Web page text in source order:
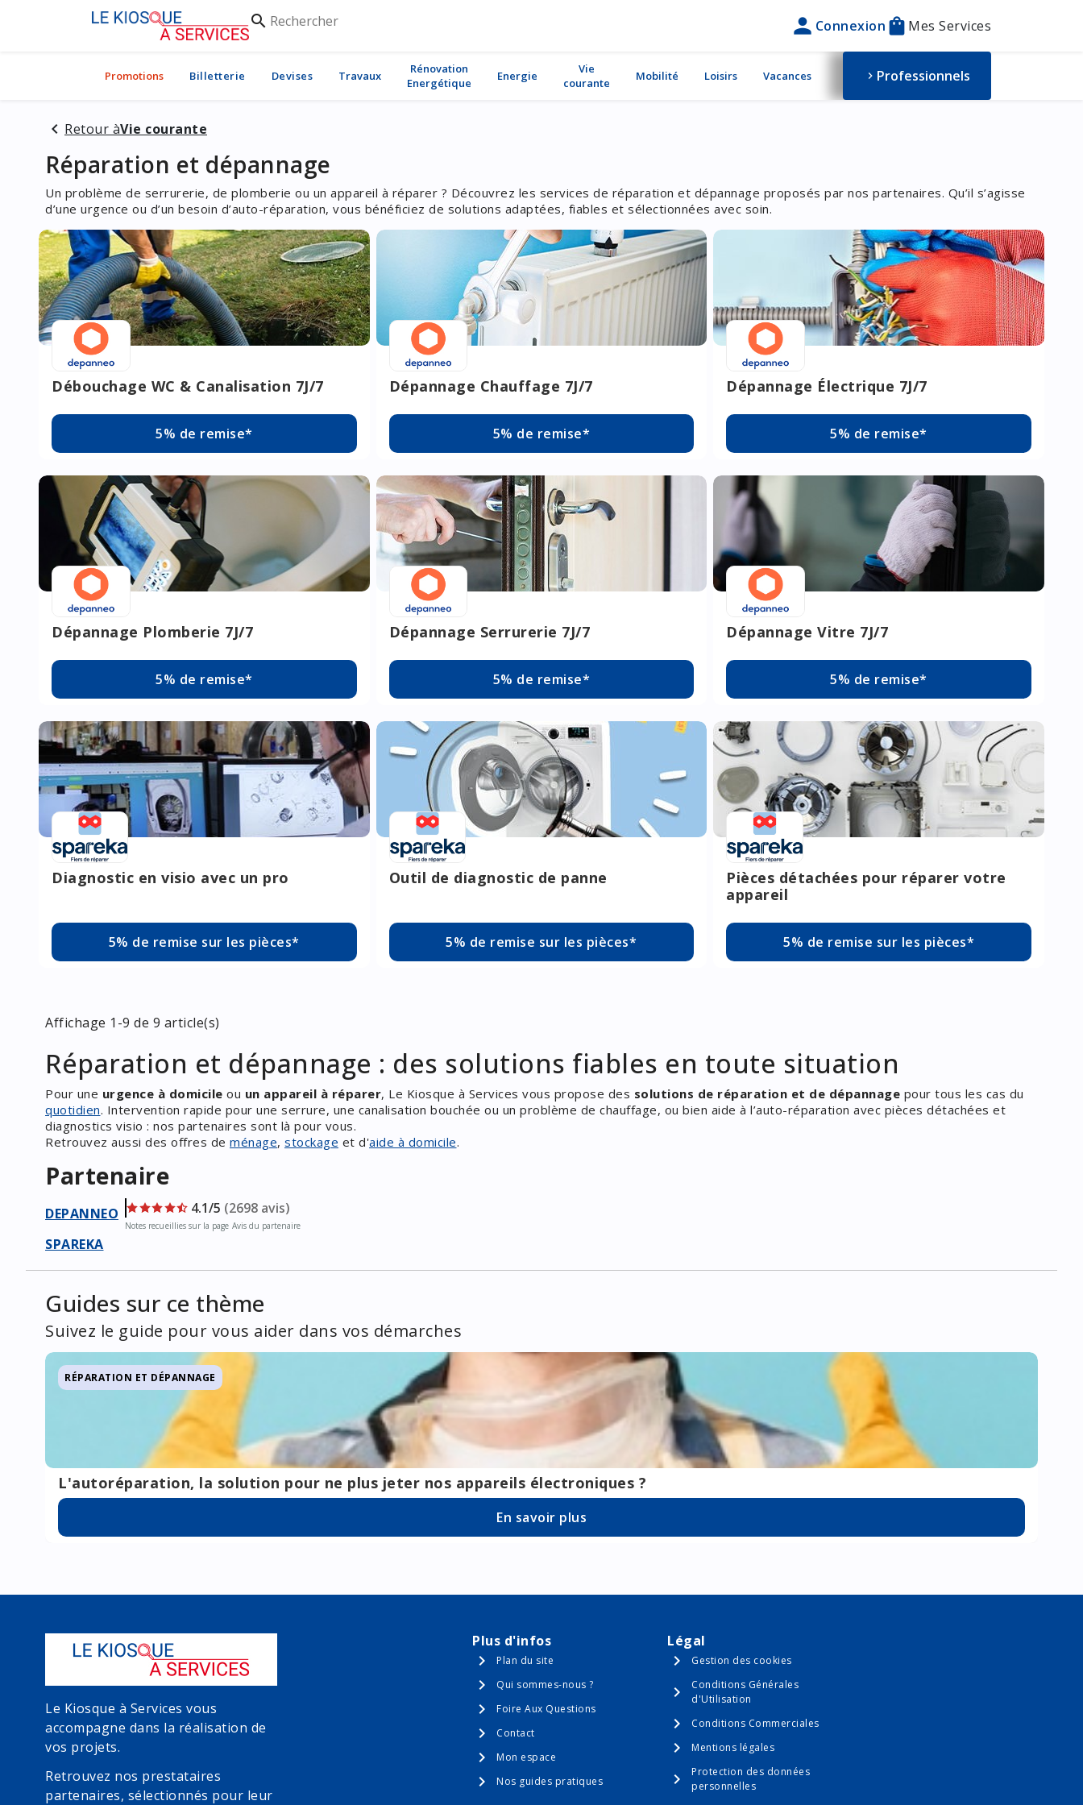
search
Rechercher person Connexion shopping_bag Mes Services
Promotions Billetterie Devises Travaux
Rénovation
Energétique
Energie
Vie
courante
Mobilité Loisirs Vacances chevron_right Professionnels
Retour àVie courante
Réparation et dépannage
Un problème de serrurerie, de plomberie ou un appareil à réparer ? Découvrez les services de réparation et dépannage proposés par nos partenaires. Qu’il s’agisse
d’une urgence ou d’un besoin d’auto-réparation, vous bénéficiez de solutions adaptées, fiables et sélectionnées avec soin.
Débouchage WC & Canalisation 7J/7
5% de remise*
Dépannage Chauffage 7J/7
5% de remise*
Dépannage Électrique 7J/7
5% de remise*
Dépannage Plomberie 7J/7
5% de remise*
Dépannage Serrurerie 7J/7
5% de remise*
Dépannage Vitre 7J/7
5% de remise*
Diagnostic en visio avec un pro
5% de remise sur les pièces*
Outil de diagnostic de panne
5% de remise sur les pièces*
Pièces détachées pour réparer votre
appareil
5% de remise sur les pièces*
Affichage 1-9 de 9 article(s)
Réparation et dépannage : des solutions fiables en toute situation
Pour une urgence à domicile ou un appareil à réparer, Le Kiosque à Services vous propose des solutions de réparation et de dépannage pour tous les cas du
quotidien. Intervention rapide pour une serrure, une canalisation bouchée ou un problème de chauffage, ou bien aide à l’auto-réparation avec pièces détachées et
diagnostics visio : nos partenaires sont là pour vous.
Retrouvez aussi des offres de ménage, stockage et d'aide à domicile.
Partenaire
DEPANNEO 4.1/5 (2698 avis)
Notes recueillies sur la page Avis du partenaire
SPAREKA
Guides sur ce thème
Suivez le guide pour vous aider dans vos démarches
RÉPARATION ET DÉPANNAGE
L'autoréparation, la solution pour ne plus jeter nos appareils électroniques ?
En savoir plus
Le Kiosque à Services vous
accompagne dans la réalisation de
vos projets.
Retrouvez nos prestataires
partenaires, sélectionnés pour leur
Plus d'infos
Plan du site
Qui sommes-nous ?
Foire Aux Questions
Contact
Mon espace
Nos guides pratiques
Légal
Gestion des cookies
Conditions Générales
d'Utilisation
Conditions Commerciales
Mentions légales
Protection des données
personnelles